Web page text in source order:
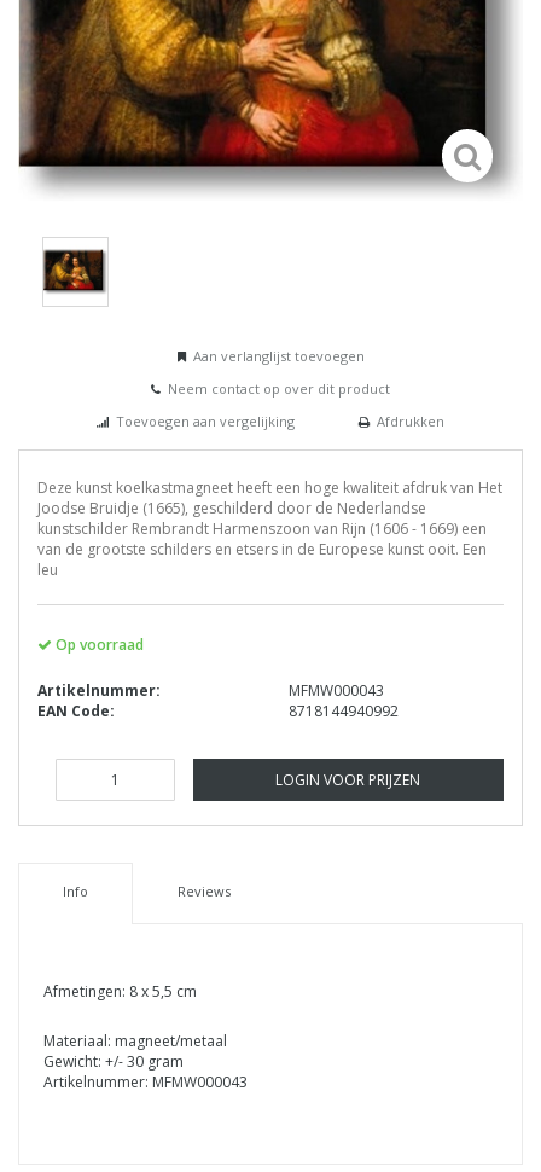
Aan verlanglijst toevoegen
Neem contact op over dit product
Toevoegen aan vergelijking
Afdrukken
Deze kunst koelkastmagneet heeft een hoge kwaliteit afdruk van Het
Joodse Bruidje (1665), geschilderd door de Nederlandse
kunstschilder Rembrandt Harmenszoon van Rijn (1606 - 1669) een
van de grootste schilders en etsers in de Europese kunst ooit. Een
leu
Op voorraad
Artikelnummer:
MFMW000043
EAN Code:
8718144940992
LOGIN VOOR PRIJZEN
Info Reviews
Afmetingen: 8 x 5,5 cm
Materiaal: magneet/metaal
Gewicht: +/- 30 gram
Artikelnummer: MFMW000043